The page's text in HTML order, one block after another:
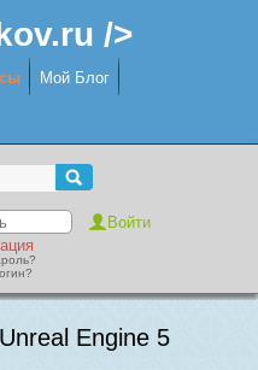
/>
Мой Блог
Engine 5